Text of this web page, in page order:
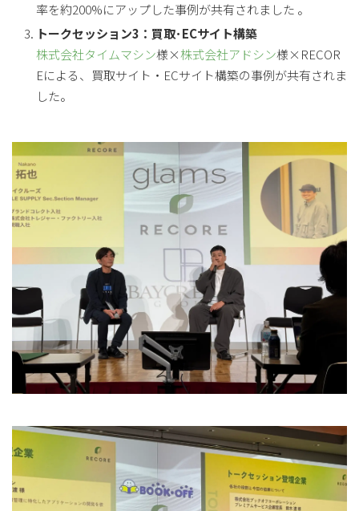
率を約200%にアップした事例が共有されました 。
トークセッション3：買取･ECサイト構築
株式会社タイムマシン様×株式会社アドシン様×RECOR
Eによる、買取サイト・ECサイト構築の事例が共有されま
した。